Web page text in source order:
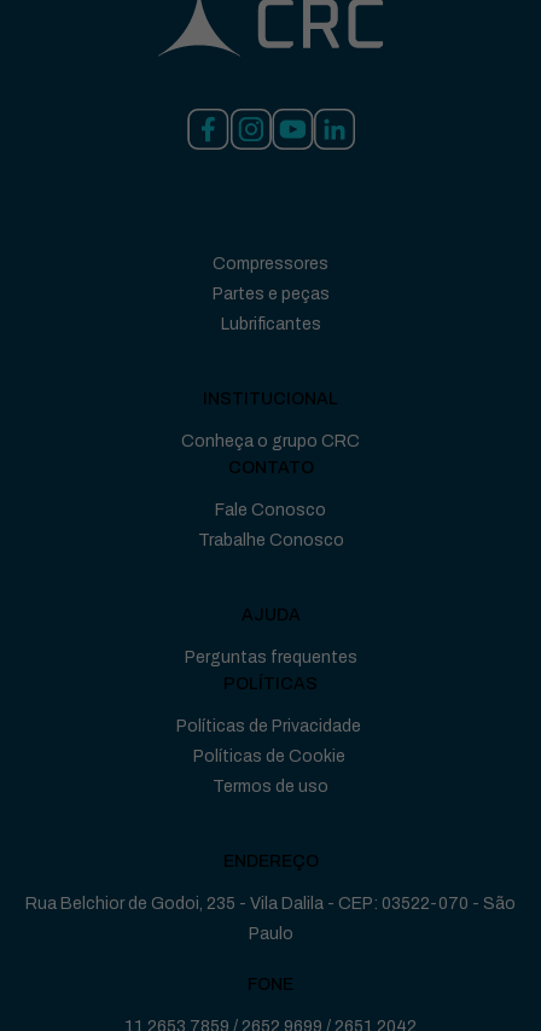
Compressores
Partes e peças
Lubrificantes
INSTITUCIONAL
Conheça o grupo CRC
CONTATO
Fale Conosco
Trabalhe Conosco
AJUDA
Perguntas frequentes
POLÍTICAS
Políticas de Privacidade
Políticas de Cookie
Termos de uso
ENDEREÇO
Rua Belchior de Godoi, 235 - Vila Dalila - CEP: 03522-070 - São
Paulo
FONE
11 2653.7859 / 2652.9699 / 2651.2042